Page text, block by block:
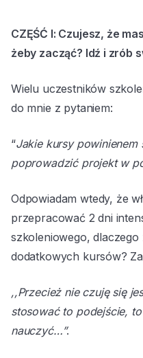
CZĘŚĆ I: Czujesz, że
żeby zacząć? Idź i zrób
Wielu uczestników
do mnie z pytaniem:
“Jakie kursy powinienem
poprowadzić projekt w
Odpowiadam wtedy, że
przepracować 2 dni
szkoleniowego, dlaczego
dodatkowych kursów?
,,Przecież nie czuję się
stosować to podejście,
nauczyć…”.